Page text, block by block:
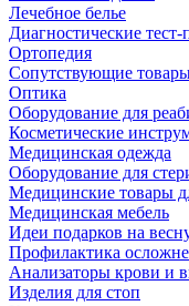
Лечебное белье
Диагностические тест-
Ортопедия
Сопутствующие
Оптика
Оборудование для
Косметические
Медицинская одежда
Оборудование для
Медицинские товары
Медицинская мебель
Идеи подарков на
Профилактика
Анализаторы крови и
Изделия для стоп